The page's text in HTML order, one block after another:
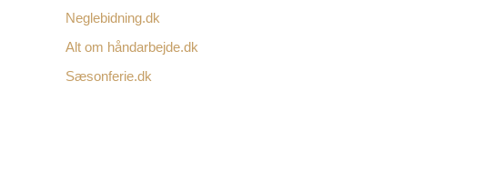
Neglebidning.dk
Alt om håndarbejde.dk
Sæsonferie.dk